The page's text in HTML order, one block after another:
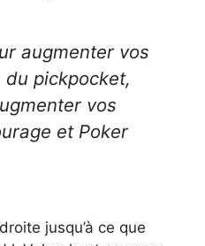
augmenter vos
pickpocket,
vos
et Poker
jusqu’à ce que